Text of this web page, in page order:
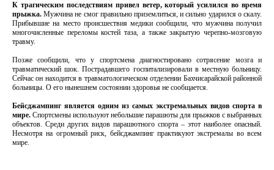
К трагическим последствиям привел ветер, который усилился во время
прыжка. Мужчина не смог правильно приземлиться, и сильно ударился о скалу.
Прибывшие на место происшествия медики сообщили, что мужчина получил
многочисленные переломы костей таза, а также закрытую черепно-мозговую
травму.
Позже сообщили, что у спортсмена диагностировано сотрясение мозга и
травматический шок. Пострадавшего госпитализировали в местную больницу.
Сейчас он находится в травматологическом отделении Бахчисарайской районной
больницы. О его нынешнем состоянии здоровья не сообщается.
Бейсджампинг является одним из самых экстремальных видов спорта в
мире. Спортсмены используют небольшие парашюты для прыжков с выбранных
объектов. Среди других видов парашютного спорта – этот наиболее опасный.
Несмотря на огромный риск, бейсджампинг практикуют экстремалы во всем
мире.